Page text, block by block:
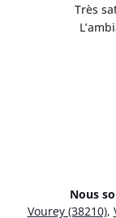
Très
Nous
Vourey (38210),